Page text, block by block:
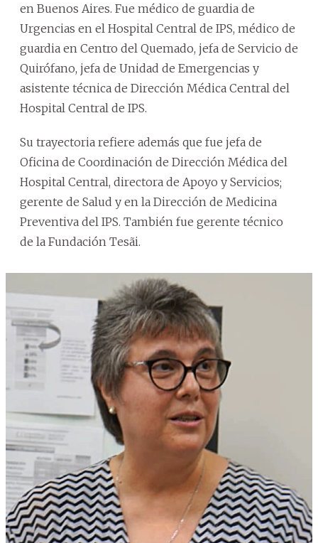
en Buenos Aires. Fue médico de guardia de
Urgencias en el Hospital Central de IPS, médico de
guardia en Centro del Quemado, jefa de Servicio de
Quirófano, jefa de Unidad de Emergencias y
asistente técnica de Dirección Médica Central del
Hospital Central de IPS.
Su trayectoria refiere además que fue jefa de
Oficina de Coordinación de Dirección Médica del
Hospital Central, directora de Apoyo y Servicios;
gerente de Salud y en la Dirección de Medicina
Preventiva del IPS. También fue gerente técnico
de la Fundación Tesãi.